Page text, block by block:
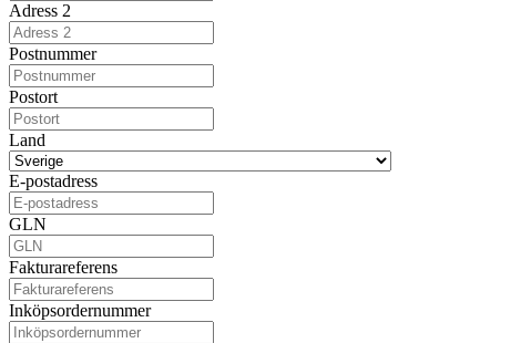
Adress 2
Postnummer
Postort
Land
E-postadress
GLN
Fakturareferens
Inköpsordernummer